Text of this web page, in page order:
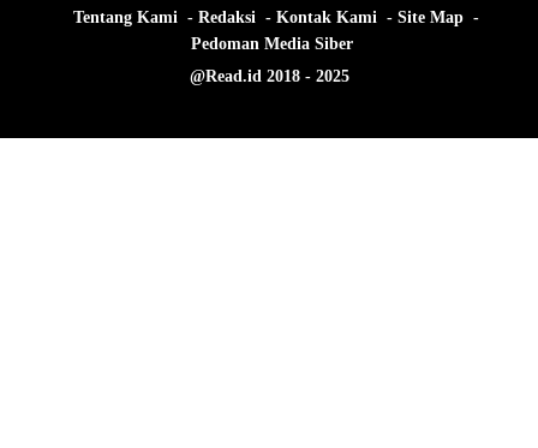
Tentang Kami Redaksi Kontak Kami
Site Map
Pedoman Media Siber
@Read.id 2018 - 2025